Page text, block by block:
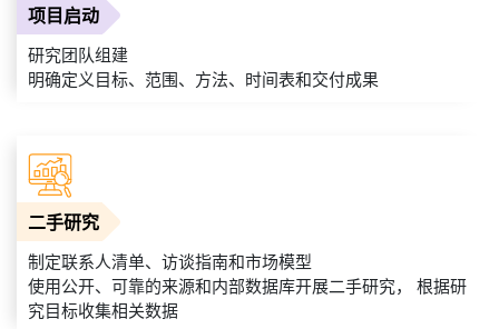
项目启动
研究团队组建
明确定义目标、范围、方法、时间表和交付成果
二手研究
制定联系人清单、访谈指南和市场模型
使用公开、可靠的来源和内部数据库开展二手研究， 根据研
究目标收集相关数据